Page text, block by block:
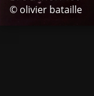
© olivier bataille